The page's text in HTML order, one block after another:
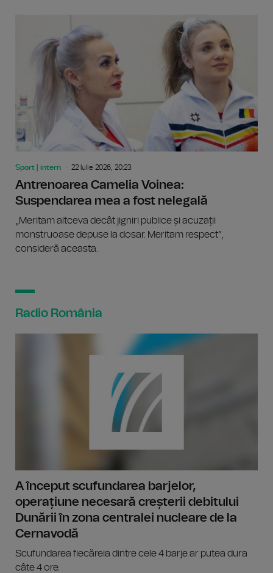
Sport | intern 22 Iulie 2026, 20:23
Antrenoarea Camelia Voinea:
Suspendarea mea a fost nelegală
„Meritam altceva decât jigniri publice și acuzații
monstruoase depuse la dosar. Meritam respect”,
consideră aceasta.
Radio România
A început scufundarea barjelor,
operațiune necesară creșterii debitului
Dunării în zona centralei nucleare de la
Cernavodă
Scufundarea fiecăreia dintre cele 4 barje ar putea dura
câte 4 ore.